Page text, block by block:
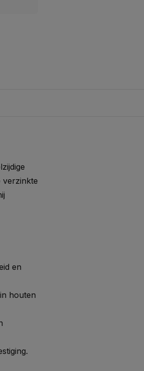
verzinkte
en
houten